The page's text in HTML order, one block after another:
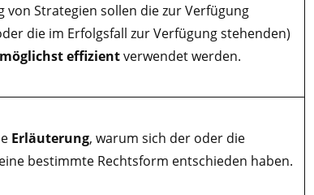
von Strategien sollen die zur Verfügung
die im Erfolgsfall zur Verfügung stehenden)
effizientverwendet werden.
Erläuterung, warum sich der oder die
bestimmte Rechtsform entschieden haben.